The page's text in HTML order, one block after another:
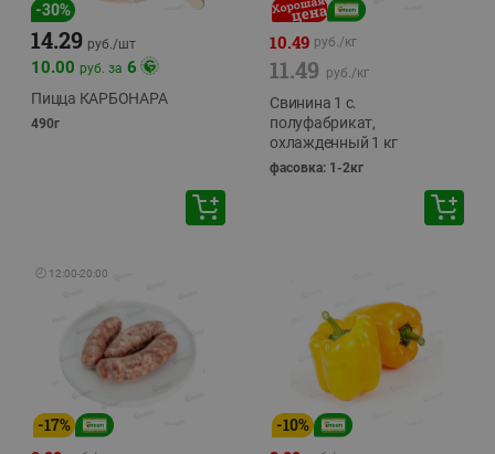
-30%
14.29 руб./шт
10.00 руб. за 6
Пицца КАРБОНАРА
490г
10.49 руб./кг
11.49 руб./кг
Свинина 1 с.
полуфабрикат,
охлажденный 1 кг
фасовка: 1-2кг
🕘 12:00-20:00
-17% -10%